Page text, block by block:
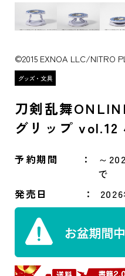
©2015 EXNOA LLC/NITRO
刀剣乱舞
グリップ vol.12
予約期間
～
で
発売日